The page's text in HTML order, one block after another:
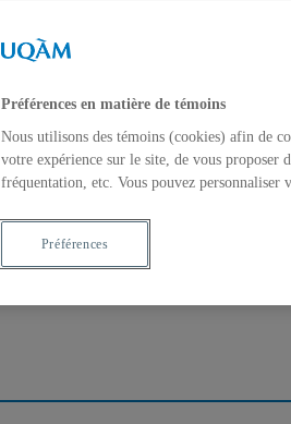
Préférences en matière de témoins
Nous utilisons des témoins (cookies) afin de
votre expérience sur le site, de vous proposer
fréquentation, etc. Vous pouvez personnaliser
Préférences